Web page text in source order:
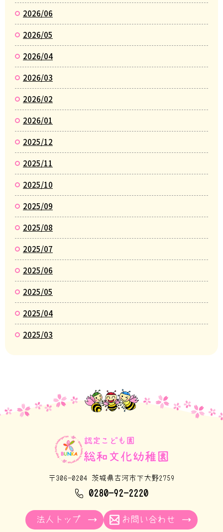
2026/06
2026/05
2026/04
2026/03
2026/02
2026/01
2025/12
2025/11
2025/10
2025/09
2025/08
2025/07
2025/06
2025/05
2025/04
2025/03
〒306-0204 茨城県古河市下大野2759
0280-92-2220
法人トップ お問い合わせ